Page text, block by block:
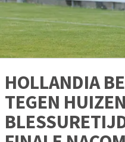
HOLLANDIA
TEGEN